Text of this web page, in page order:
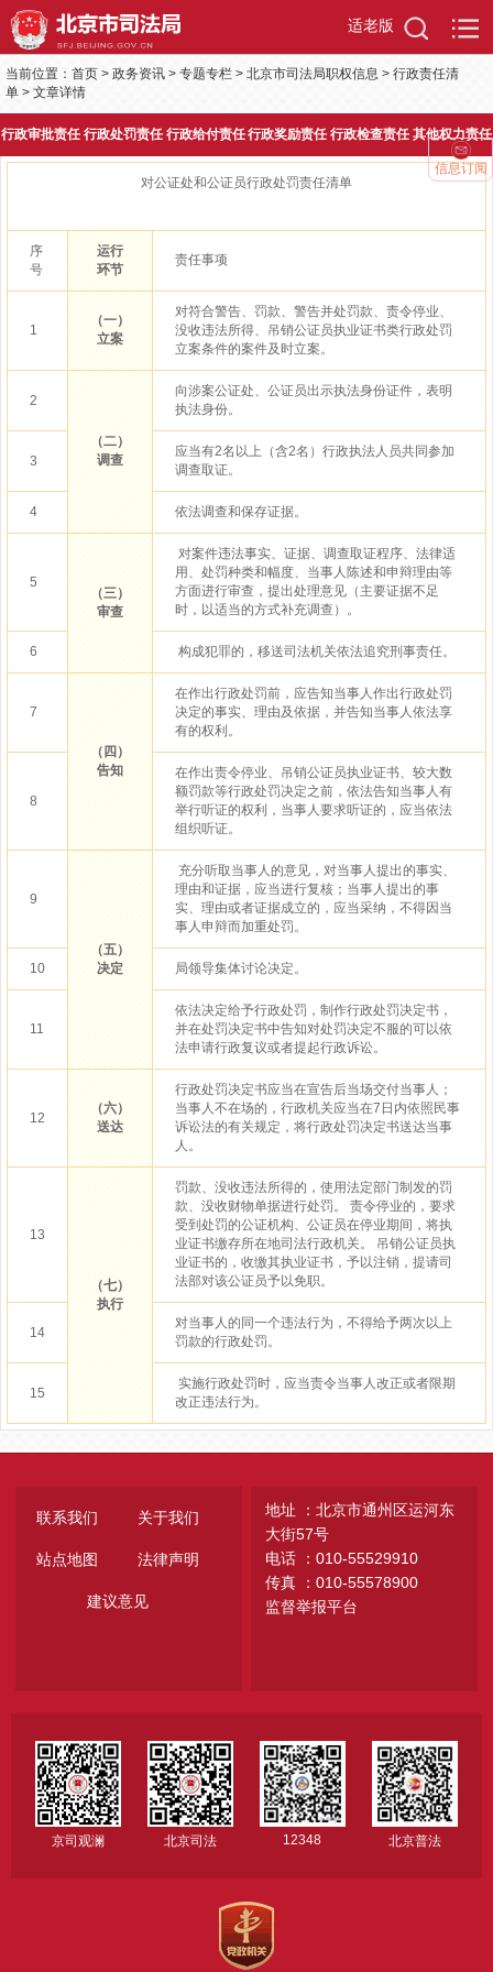
适老版
信息订阅
当前位置： 首页 > 政务资讯 > 专题专栏 > 北京市司法局职权信息 > 行政责任清
单 > 文章详情
行政审批责任 行政处罚责任 行政给付责任行政奖励责任 行政检查责任 其他权力责任
对公证处和公证员行政处罚责任清单
序
号
运行
环节
责任事项
1
（一）
立案
对符合警告、罚款、警告并处罚款、责令停业、
没收违法所得、吊销公证员执业证书类行政处罚
立案条件的案件及时立案。
2
（二）
调查
向涉案公证处、公证员出示执法身份证件，表明
执法身份。
3
应当有2名以上（含2名）行政执法人员共同参加
调查取证。
4 依法调查和保存证据。
5
（三）
审查
对案件违法事实、证据、调查取证程序、法律适
用、处罚种类和幅度、当事人陈述和申辩理由等
方面进行审查，提出处理意见（主要证据不足
时，以适当的方式补充调查）。
6 构成犯罪的，移送司法机关依法追究刑事责任。
7
（四）
告知
在作出行政处罚前，应告知当事人作出行政处罚
决定的事实、理由及依据，并告知当事人依法享
有的权利。
8
在作出责令停业、吊销公证员执业证书、较大数
额罚款等行政处罚决定之前，依法告知当事人有
举行听证的权利，当事人要求听证的，应当依法
组织听证。
9
（五）
决定
充分听取当事人的意见，对当事人提出的事实、
理由和证据，应当进行复核；当事人提出的事
实、理由或者证据成立的，应当采纳，不得因当
事人申辩而加重处罚。
10 局领导集体讨论决定。
11
依法决定给予行政处罚，制作行政处罚决定书，
并在处罚决定书中告知对处罚决定不服的可以依
法申请行政复议或者提起行政诉讼。
12
（六）
送达
行政处罚决定书应当在宣告后当场交付当事人；
当事人不在场的，行政机关应当在7日内依照民事
诉讼法的有关规定，将行政处罚决定书送达当事
人。
13
（七）
执行
罚款、没收违法所得的，使用法定部门制发的罚
款、没收财物单据进行处罚。 责令停业的，要求
受到处罚的公证机构、公证员在停业期间，将执
业证书缴存所在地司法行政机关。 吊销公证员执
业证书的，收缴其执业证书，予以注销，提请司
法部对该公证员予以免职。
14
对当事人的同一个违法行为，不得给予两次以上
罚款的行政处罚。
15
实施行政处罚时，应当责令当事人改正或者限期
改正违法行为。
联系我们 关于我们
站点地图 法律声明
建议意见
地址 ：北京市通州区运河东
大街57号
电话 ：010-55529910
传真 ：010-55578900
监督举报平台
京司观澜 北京司法 12348 北京普法